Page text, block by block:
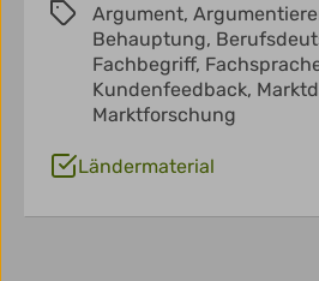
Argument,
Behauptung,
Fachbegriff,
Kundenfeedback,
Marktforschung
Ländermaterial